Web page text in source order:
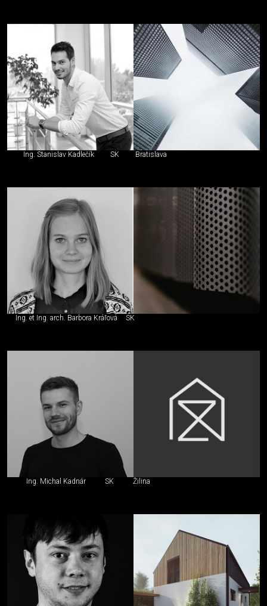
Ing. Stanislav Kadlečík SK Bratislava
Ing. et Ing. arch. Barbora Kráľová SK
Ing. Michal Kadnár SK Žilina